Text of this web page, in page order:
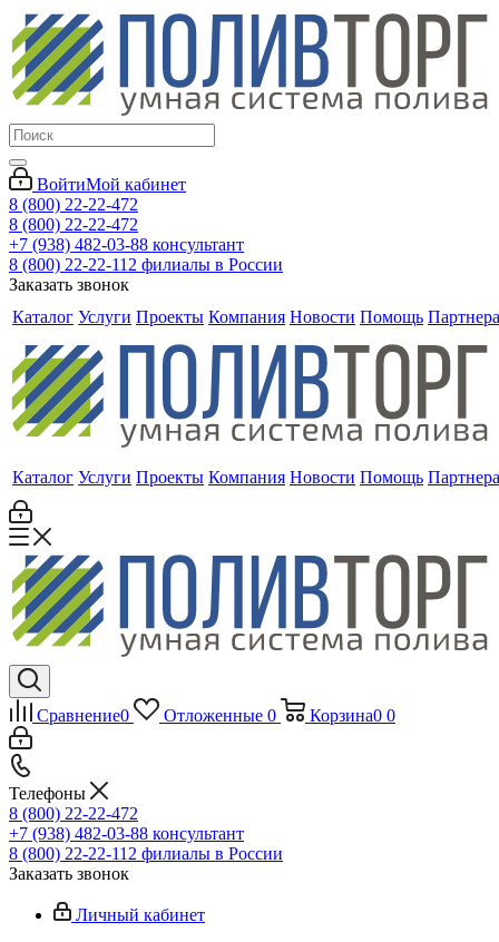
ВойтиМой кабинет
8 (800) 22-22-472
8 (800) 22-22-472
+7 (938) 482-03-88 консультант
8 (800) 22-22-112 филиалы в России
Заказать звонок
Каталог Услуги Проекты Компания Новости Помощь
Каталог Услуги Проекты Компания Новости Помощь
Сравнение0 Отложенные 0 Корзина0 0
Телефоны
8 (800) 22-22-472
+7 (938) 482-03-88 консультант
8 (800) 22-22-112 филиалы в России
Заказать звонок
Личный кабинет